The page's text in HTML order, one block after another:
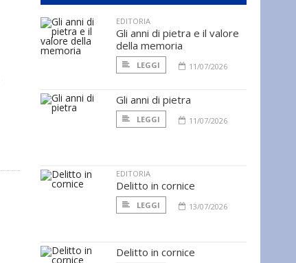
EDITORIA
Gli anni di pietra e il valore
della memoria
LEGGI 11/07/2026
Gli anni di pietra
LEGGI 11/07/2026
EDITORIA
Delitto in cornice
LEGGI 13/07/2026
Delitto in cornice